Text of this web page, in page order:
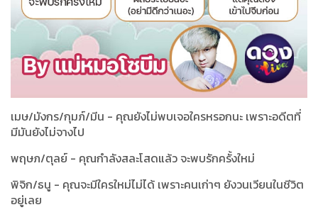
เมษ/มังกร/กุมภ์/มีน - คุณยังไม่พบเจอใครหรอกนะ เพราะอดีตที่
มีมันยังไม่จางไป
พฤษภ/ตุลย์ - คุณกำลังสละโสดแล้ว จะพบรักครั้งใหม่
พิจิก/ธนู - คุณจะมีใครใหม่ไม่ได้ เพราะคนเก่าๆ ยังวนเวียนในชีวิต
อยู่เลย